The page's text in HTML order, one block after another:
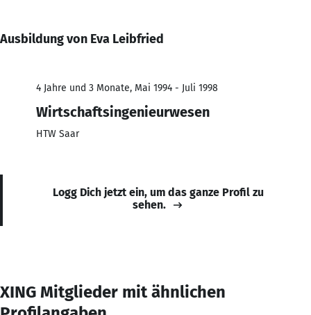
Ausbildung von Eva Leibfried
4 Jahre und 3 Monate, Mai 1994 - Juli 1998
Wirtschaftsingenieurwesen
HTW Saar
Logg Dich jetzt ein, um das ganze Profil zu
sehen.
XING Mitglieder mit ähnlichen